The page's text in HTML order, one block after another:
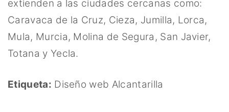
extienden a las ciudades cercanas como:
Caravaca de la Cruz, Cieza, Jumilla, Lorca,
Mula, Murcia, Molina de Segura, San Javier,
Totana y Yecla.
Etiqueta: Diseño web Alcantarilla